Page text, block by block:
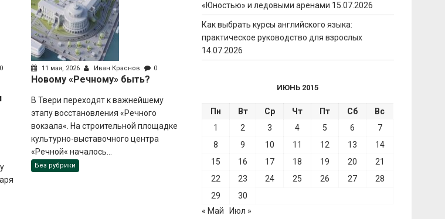
0 11 мая, 2026 Иван Краснов 0
Новому «Речному» быть?
В Твери переходят к важнейшему
этапу восстановления «Речного
вокзала«. На строительной площадке
культурно-выставочного центра
«Речной« началось...
Без рубрики
«Юностью» и ледовыми аренами 15.07.2026
Как выбрать курсы английского языка:
практическое руководство для взрослых
14.07.2026
ИЮНЬ 2015
Пн Вт Ср Чт Пт Сб
Вс
1
2 3 4 5 6
7
8
9 10 11 12 13
14
15
16 17 18 19 20
21
22
23 24 25 26 27
28
29
30
« Май
Июл »